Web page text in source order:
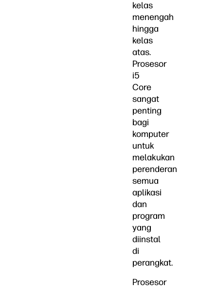
kelas
menengah
hingga
kelas
atas.
Prosesor
i5
Core
sangat
penting
bagi
komputer
untuk
melakukan
perenderan
semua
aplikasi
dan
program
yang
diinstal
di
perangkat.
Prosesor